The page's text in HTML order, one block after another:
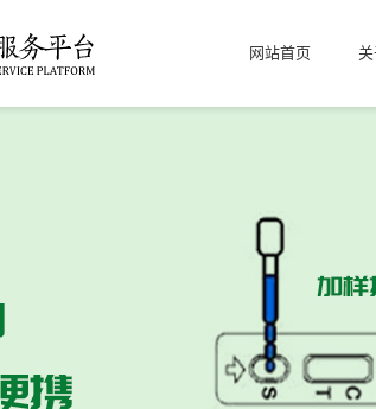
网站首页 关